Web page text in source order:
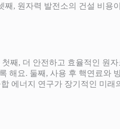
, 원자력 발전소의 건설 비
째, 더 안전하고 효율적인 원
요. 둘째, 사용 후 핵연료와
에너지 연구가 장기적인 미